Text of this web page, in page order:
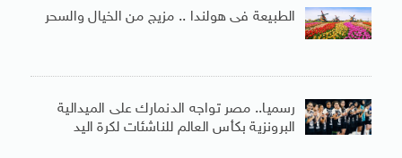
الطبيعة فى هولندا .. مزيج من الخيال والسحر
رسميا.. مصر تواجه الدنمارك على الميدالية
البرونزية بكأس العالم للناشئات لكرة اليد